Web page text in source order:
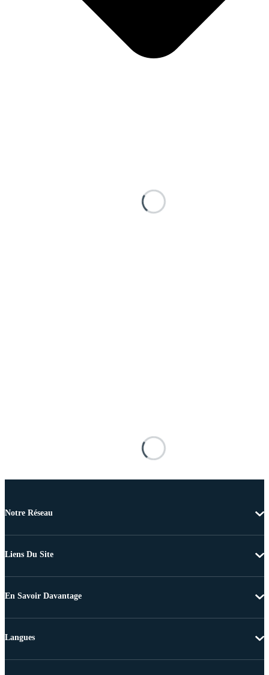
Notre Réseau
Liens Du Site
En Savoir Davantage
Langues